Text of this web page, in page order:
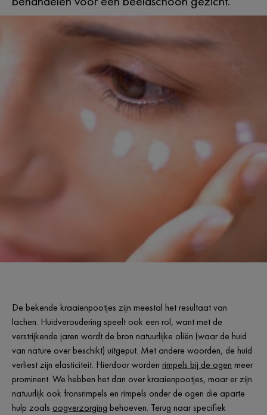
De bekende kraaienpootjes zijn meestal het resultaat van
lachen. Huidveroudering speelt ook een rol, want met de
verstrijkende jaren wordt de bron natuurlijke oliën (waar de huid
van nature over beschikt) uitgeput. Met andere woorden, de huid
verliest zijn elasticiteit. Hierdoor worden rimpels bij de ogen meer
prominent. We hebben het dan over kraaienpootjes, maar er zijn
natuurlijk ook fronsrimpels en rimpels onder de ogen die aparte
hulp zoals oogverzorging behoeven. Terug naar specifiek